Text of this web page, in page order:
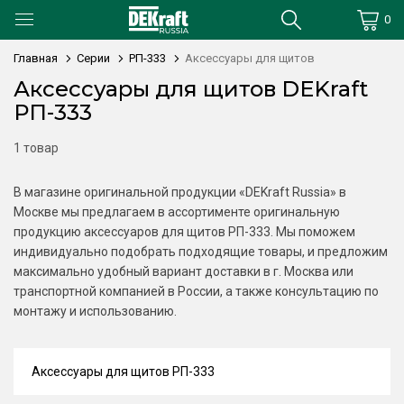
0
Главная Серии РП-333 Аксессуары для щитов
Аксессуары для щитов DEKraft
РП-333
1 товар
В магазине оригинальной продукции «DEKraft Russia» в
Москве мы предлагаем в ассортименте оригинальную
продукцию аксессуаров для щитов РП-333. Мы поможем
индивидуально подобрать подходящие товары, и предложим
максимально удобный вариант доставки в г. Москва или
транспортной компанией в России, а также консультацию по
монтажу и использованию.
Аксессуары для щитов РП-333